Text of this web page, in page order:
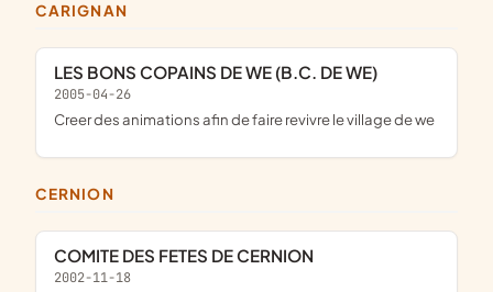
CARIGNAN
LES BONS COPAINS DE WE (B.C. DE WE)
2005-04-26
creer des animations afin de faire revivre le village de we
CERNION
COMITE DES FETES DE CERNION
2002-11-18